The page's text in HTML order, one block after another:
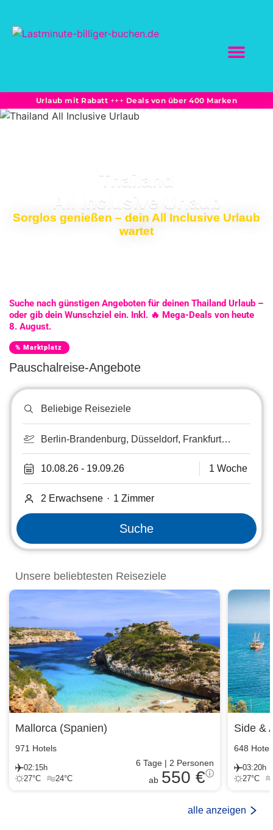
Urlaub mit Rabatt +++ Deals von über 400 Marken
Thailand
All Inclusive Urlaub
Sorglos genießen – dein All Inclusive Urlaub
wartet
Suche nach günstigen Angeboten für deinen Thailand Urlaub –
oder gib dein Wunschziel ein. Inkl. 🔥 Mega-Deals von heute
8. August.
% Marktplatz